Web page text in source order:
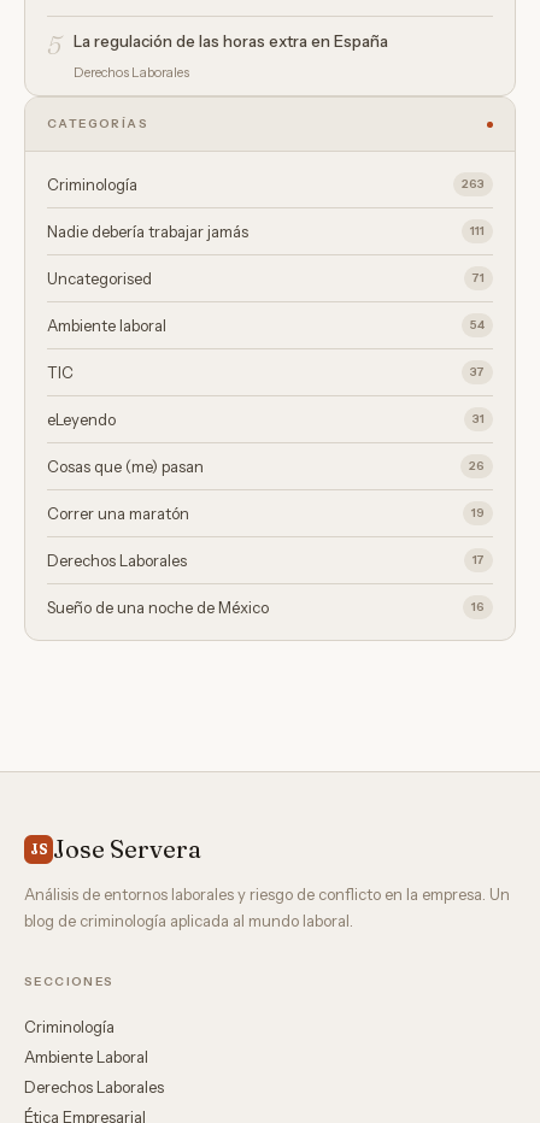
5 La regulación de las horas extra en España
Derechos Laborales
CATEGORÍAS
Criminología 263
Nadie debería trabajar jamás 111
Uncategorised 71
Ambiente laboral 54
TIC 37
eLeyendo 31
Cosas que (me) pasan 26
Correr una maratón 19
Derechos Laborales 17
Sueño de una noche de México 16
JS Jose Servera
Análisis de entornos laborales y riesgo de conflicto en la empresa. Un
blog de criminología aplicada al mundo laboral.
SECCIONES
Criminología
Ambiente Laboral
Derechos Laborales
Ética Empresarial